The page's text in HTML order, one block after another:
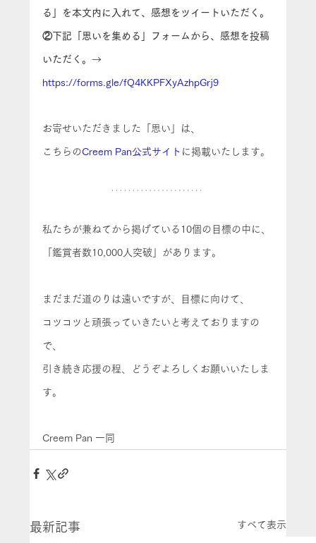
る」を本文内に入れて、感想をツイートいただく。
②下記「思いを集める」フォームから、感想を投稿
いただく。→
https://forms.gle/fQ4KKPFXyAzhpGrj9
お寄せいただきました「思い」は、
こちらのCreem Pan公式サイト に掲載いたします。
私たちが兼ねてから掲げている10個の目標の中に、
「鑑賞者数10,000人突破」があります。
まだまだ道のりは遠いですが、目標に向けて、
コツコツと頑張っていきたいと考えておりますの
で、
引き続き応援の程、どうぞよろしくお願いいたしま
す。
Creem Pan 一同
最新記事 すべて表示